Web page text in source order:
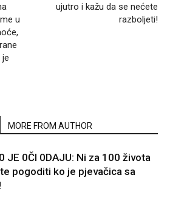
u
ujutro i kažu da se nećete
razboljeti!
MORE FROM AUTHOR
JE 0Čl 0DAJU: Ni za 100 života
pogoditi ko je pjevačica sa